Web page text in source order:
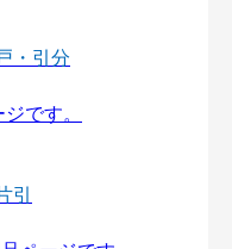
・引分
引